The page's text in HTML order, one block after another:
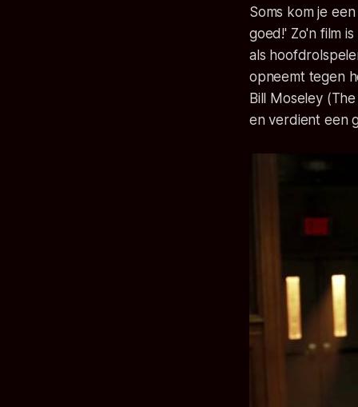
Soms kom je
goed!' Zo'n film
als
opneemt tegen
Bill Moseley
en verdient een